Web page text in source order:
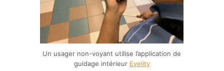
Un usager non-voyant utilise l’application de
guidage intérieur Evelity